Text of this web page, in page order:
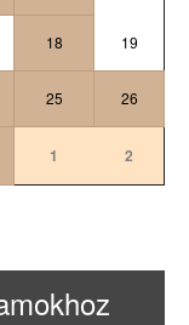
18 19
25 26
1 2